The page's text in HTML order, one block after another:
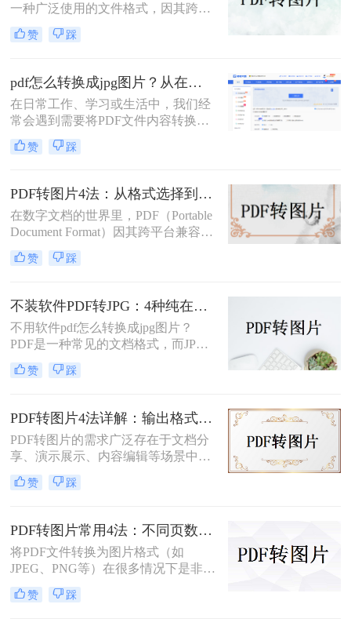
一种广泛使用的文件格式，因其跨平
台、保持文档格式不变的特点而受到
用户的喜爱。但在某些情况下，我们
式，以便更方便地进行编辑、分享或
嵌入到其他文档中。那么如何免费将
pdf转换成图片呢？本文将介绍几种免
费将PDF转换成图片的方法，并详细
解释其操作步骤和注意事项。
赞 踩
pdf怎么转换成jpg图片？从在线工具到专业软件，总有一款适合你！
在日常工作、学习或生活中，我们经
常会遇到需要将PDF文件内容转换为
JPG图片的场景。或许是希望将一份
报告中的图表插入PPT演示，或许是
个文件，又或者是为了在社交媒体上
展示一份精美的文档内容。PDF因其
格式稳定、兼容性强而成为文档分发
的首选，但其不易编辑和截取的特
性，也使得“PDF转JGT”成为一个高
频需求。
赞 踩
PDF转图片4法：从格式选择到DPI设置的完整操作指南！
在数字文档的世界里，PDF（Portable
Document Format）因其跨平台兼容性
和版面保真度而备受推崇。然而，在
某些情况下，将PDF文件中的页面或
PNG，可能更为实用，比如制作演示
文稿、社交媒体分享或整合进其他图
文混排的设计中。那么pdf如何转成图
片呢？本文将详细介绍将PDF文件转
换为图片的多种方法，帮助你轻松完
成这一任务。
赞 踩
不装软件PDF转JPG：4种纯在线方案的转换效果和速度对比！
不用软件pdf怎么转换成jpg图片？
PDF是一种常见的文档格式，而JPG
是一种常见的图片格式。有时候，我
们需要将PDF文件转换成JPG图片。
件，但如果你不想使用这些软件，那
么你可以尝试以下方法。
赞 踩
PDF转图片4法详解：输出格式、分辨率、批量处理全对比！
PDF转图片的需求广泛存在于文档分
享、演示展示、内容编辑等场景中。
那么pdf如何转图片呢？本文将从不同
平台和用户需求出发，详细介绍多种
赞 踩
PDF转图片常用4法：不同页数文档的最优转换路径！
将PDF文件转换为图片格式（如
JPEG、PNG等）在很多情况下是非常
有用的，比如当你需要在网络上分享
文档的一部分内容，或者想要快速查
赞 踩